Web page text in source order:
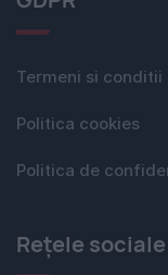
Termeni si conditii
Politica cookies
Politica de
Rețele sociale